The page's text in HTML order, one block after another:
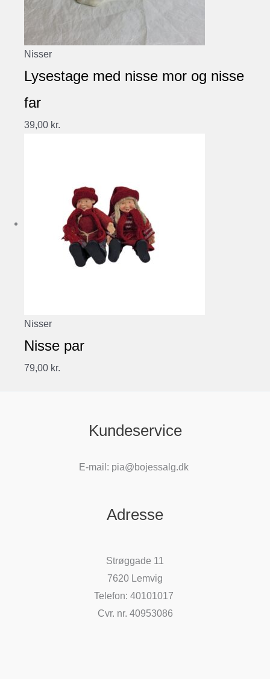
Nisser
Lysestage med nisse mor og nisse
far
39,00 kr.
Nisser
Nisse par
79,00 kr.
Kundeservice
E-mail: pia@bojessalg.dk
Adresse
Strøggade 11
7620 Lemvig
Telefon: 40101017
Cvr. nr. 40953086